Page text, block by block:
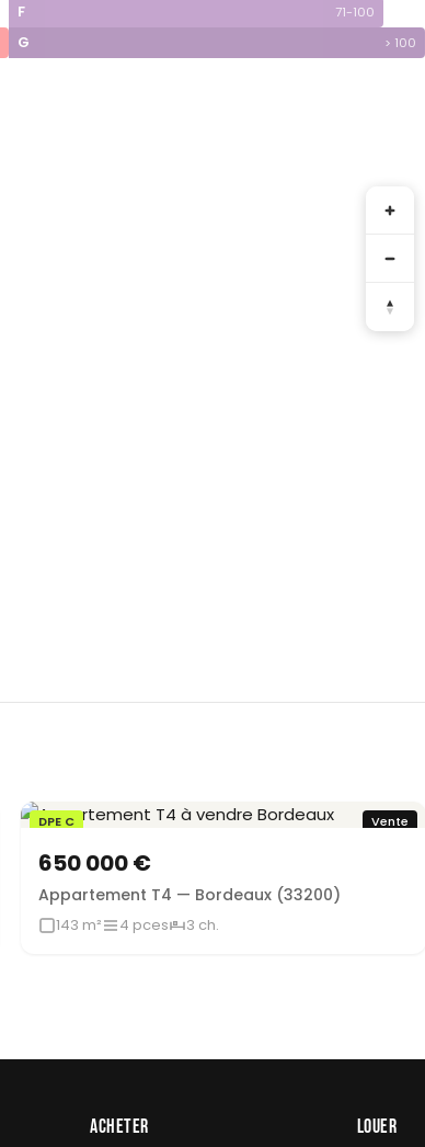
F 71-100
G > 100
DPE C Vente
650 000 €
Appartement T4 — Bordeaux (33200)
143 m² 4 pces 3 ch.
ACHETER LOUER